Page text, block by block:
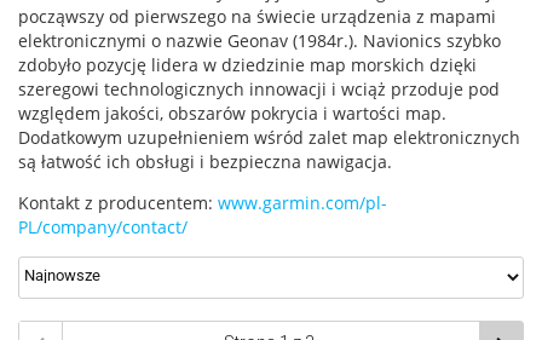
począwszy od pierwszego na świecie urządzenia z mapami
elektronicznymi o nazwie Geonav (1984r.). Navionics szybko
zdobyło pozycję lidera w dziedzinie map morskich dzięki
szeregowi technologicznych innowacji i wciąż przoduje pod
względem jakości, obszarów pokrycia i wartości map.
Dodatkowym uzupełnieniem wśród zalet map elektronicznych
są łatwość ich obsługi i bezpieczna nawigacja.
Kontakt z producentem: www.garmin.com/pl-
PL/company/contact/